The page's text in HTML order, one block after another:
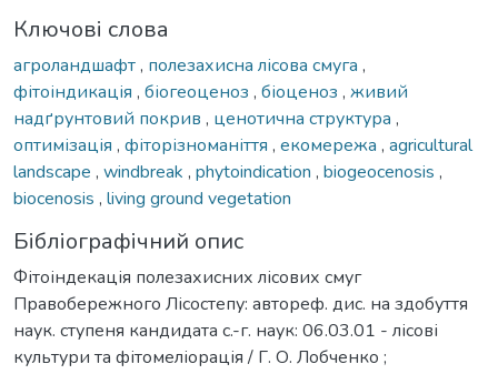
Ключові слова
агроландшафт, полезахисна лісова смуга ,
фітоіндикація , біогеоценоз , біоценоз , живий
надґрунтовий покрив , ценотична структура ,
оптимізація , фіторізноманіття , екомережа , agricultural
landscape , windbreak , phytoindication , biogeocenosis ,
biocenosis , living ground vegetation
Бібліографічний опис
Фітоіндекація полезахисних лісових смуг
Правобережного Лісостепу: автореф. дис. на здобуття
наук. ступеня кандидата с.-г. наук: 06.03.01 - лісові
культури та фітомеліорація / Г. О. Лобченко ;